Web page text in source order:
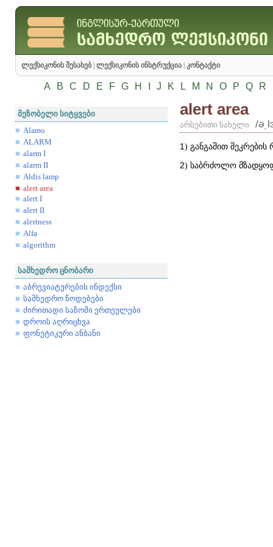
ლექსიკონის შესახებ ლექსიკონის ინსტრუქცია კონტაქტი
A B C D E F G H J K L M N O P Q R
მეზობელი სიტყვები
Alamo
ALARM
alarm I
alarm II
Aldis lamp
alert area
alert I
alert II
alertness
Alfa
algorithm
სამხედრო ცნობარი
აბრევიატურების ინდექსი
სამხედრო წოდებები
ძირითადი საზომი ერთეულები
დროის აღრიცხვა
ფონეტიკური ანბანი
alert area
არსებითი სახელი /
1) განგაშით შეკრების
2) საბრძოლო